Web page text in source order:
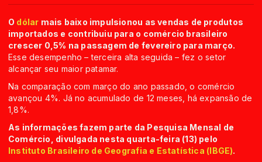
O dólar mais baixo impulsionou as vendas de produtos
importados e contribuiu para o comércio brasileiro
crescer 0,5% na passagem de fevereiro para março.
Esse desempenho – terceira alta seguida – fez o setor
alcançar seu maior patamar.
Na comparação com março do ano passado, o comércio
avançou 4%. Já no acumulado de 12 meses, há expansão de
1,8%.
As informações fazem parte da Pesquisa Mensal de
Comércio, divulgada nesta quarta-feira (13) pelo
Instituto Brasileiro de Geografia e Estatística (IBGE).